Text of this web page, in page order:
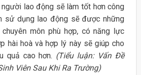
lao động sẽ làm tốt hơn công
sử dụng lao động sẽ được những
môn phù hợp, có năng lực
hài hoà và hợp lý này sẽ giúp cho
quả cao hơn. (Tiểu luận: Vấn Đề
Viên Sau Khi Ra Trường)